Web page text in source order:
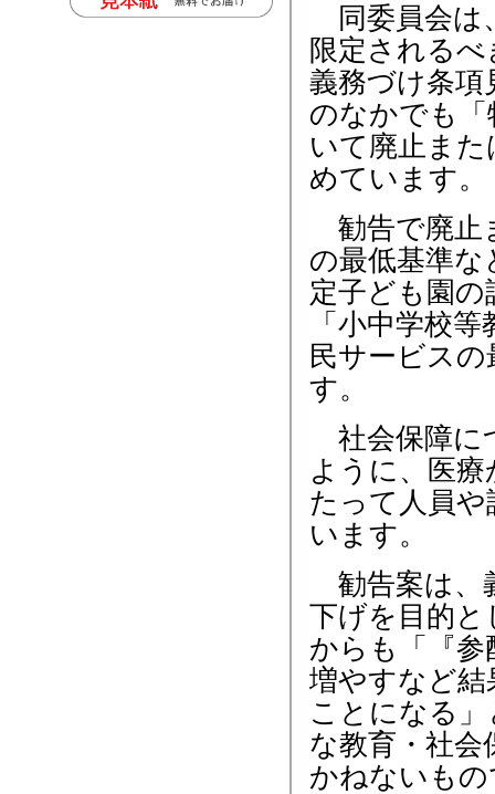
同委員会は
限定される
義務づけ条項
のなかでも
いて廃止ま
めています。
勧告で廃止
の最低基準な
定子ども園の
「小中学校
民サービス
す。
社会保障に
ように、医
たって人員
います。
勧告案は、
下げを目的
からも「『
増やすなど
ことになる
な教育・社
かねないも